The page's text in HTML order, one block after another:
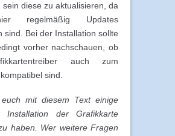
sein diese zu aktualisieren, da
regelmäßig Updates
sind. Bei der Installation sollte
vorher nachschauen, ob
auch zum
sind.
mit diesem Text einige
der Grafikkarte
haben. Wer weitere Fragen